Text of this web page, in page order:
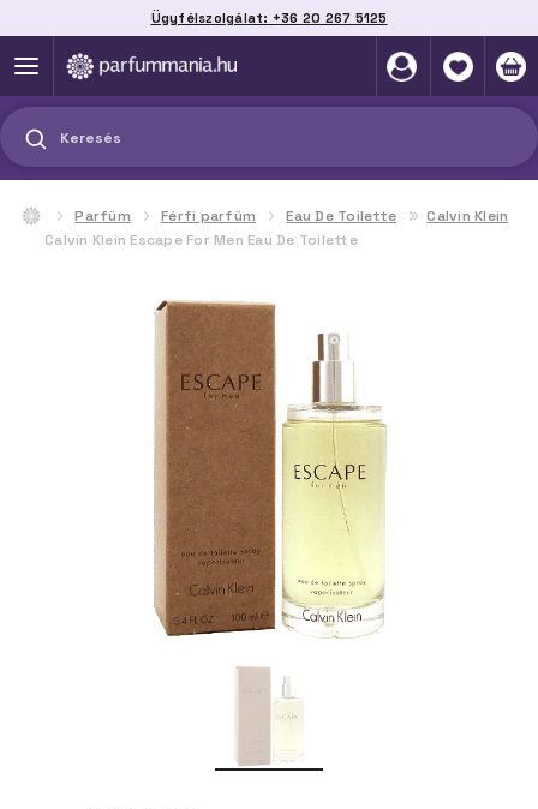
Ügyfélszolgálat: +36 20 267 5125
Keresés
Parfüm Férfi parfüm Eau De Toilette
Calvin Klein
Calvin Klein Escape For Men Eau De Toilette